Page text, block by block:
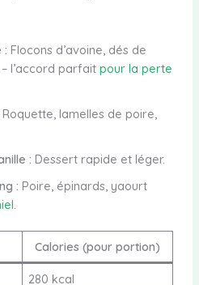
: Flocons d’avoine, dés de
l’accord parfait pour la perte
Roquette, lamelles de poire,
: Dessert rapide et léger.
: Poire, épinards, yaourt
Calories (pour portion)
280 kcal